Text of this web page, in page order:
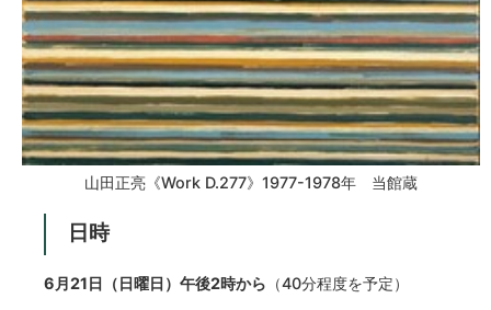
山田正亮《Work D.277》1977-1978年 当館蔵
日時
6月21日（日曜日）午後2時から （40分程度を予定）